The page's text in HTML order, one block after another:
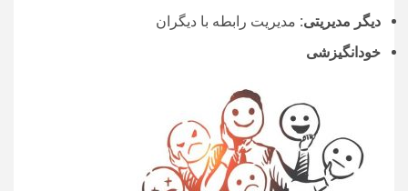
دیگر مدیریتی: مدیریت رابطه با دیگران
خودانگیزشی